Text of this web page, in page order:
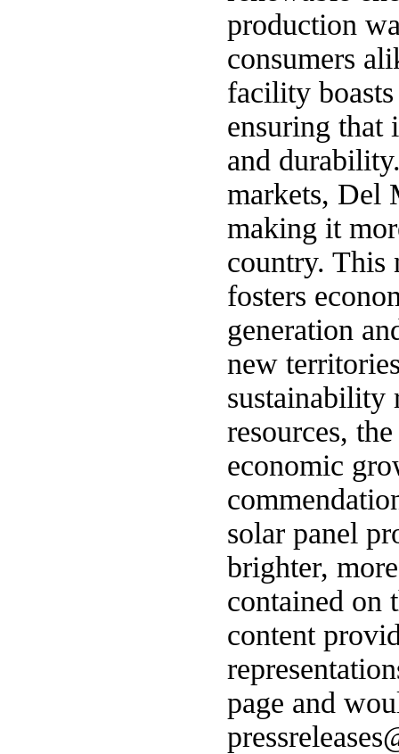
production
consumers
facility
ensuring that
and
markets, Del
making it
country. This
fosters
generation
new
sustainability
resources,
economic
solar panel
brighter,
contained on
content
page and